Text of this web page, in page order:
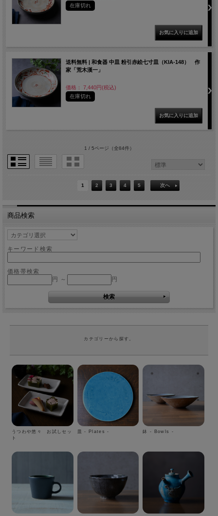
在庫切れ
送料無料 | 和食器 中皿 粉引赤絵七寸皿（KIA-148） 作
家「荒木漢一」
価格： 7,440円(税込)
在庫切れ
1 / 5ページ（全84件）
1 2 3 4 5 次へ
商品検索
キーワード検索
価格帯検索
円 ～
円
カテゴリーから探す。
うつわや悠々 お試しセッ
ト
皿 - Plates - 鉢 - Bowls -